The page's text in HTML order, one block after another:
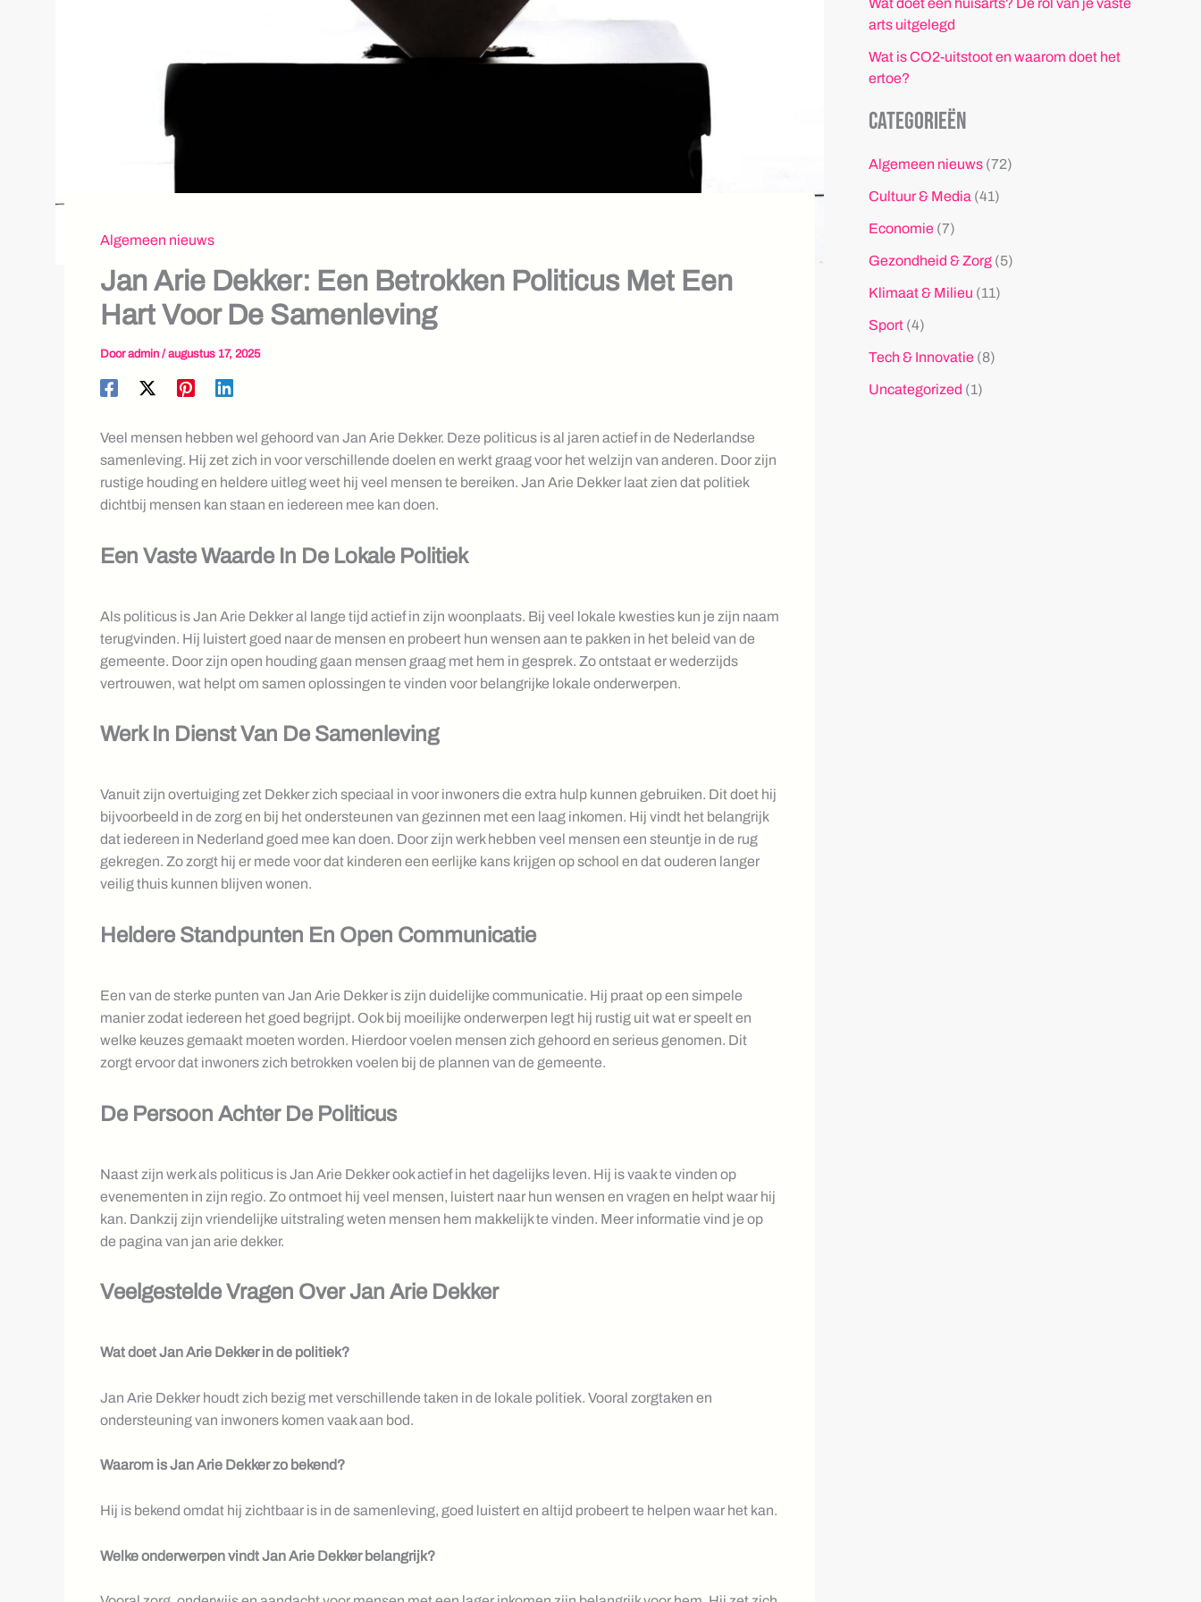
Algemeen nieuws
Jan Arie Dekker: Een Betrokken Politicus Met Een
Hart Voor De Samenleving
Dooradmin / augustus 17, 2025
Veel mensen hebben wel gehoord van Jan Arie Dekker. Deze politicus is al jaren actief in de Nederlandse
samenleving. Hij zet zich in voor verschillende doelen en werkt graag voor het welzijn van anderen. Door zijn
rustige houding en heldere uitleg weet hij veel mensen te bereiken. Jan Arie Dekker laat zien dat politiek
dichtbij mensen kan staan en iedereen mee kan doen.
Een Vaste Waarde In De Lokale Politiek
Als politicus is Jan Arie Dekker al lange tijd actief in zijn woonplaats. Bij veel lokale kwesties kun je zijn naam
terugvinden. Hij luistert goed naar de mensen en probeert hun wensen aan te pakken in het beleid van de
gemeente. Door zijn open houding gaan mensen graag met hem in gesprek. Zo ontstaat er wederzijds
vertrouwen, wat helpt om samen oplossingen te vinden voor belangrijke lokale onderwerpen.
Werk In Dienst Van De Samenleving
Vanuit zijn overtuiging zet Dekker zich speciaal in voor inwoners die extra hulp kunnen gebruiken. Dit doet hij
bijvoorbeeld in de zorg en bij het ondersteunen van gezinnen met een laag inkomen. Hij vindt het belangrijk
dat iedereen in Nederland goed mee kan doen. Door zijn werk hebben veel mensen een steuntje in de rug
gekregen. Zo zorgt hij er mede voor dat kinderen een eerlijke kans krijgen op school en dat ouderen langer
veilig thuis kunnen blijven wonen.
Heldere Standpunten En Open Communicatie
Een van de sterke punten van Jan Arie Dekker is zijn duidelijke communicatie. Hij praat op een simpele
manier zodat iedereen het goed begrijpt. Ook bij moeilijke onderwerpen legt hij rustig uit wat er speelt en
welke keuzes gemaakt moeten worden. Hierdoor voelen mensen zich gehoord en serieus genomen. Dit
zorgt ervoor dat inwoners zich betrokken voelen bij de plannen van de gemeente.
De Persoon Achter De Politicus
Naast zijn werk als politicus is Jan Arie Dekker ook actief in het dagelijks leven. Hij is vaak te vinden op
evenementen in zijn regio. Zo ontmoet hij veel mensen, luistert naar hun wensen en vragen en helpt waar hij
kan. Dankzij zijn vriendelijke uitstraling weten mensen hem makkelijk te vinden. Meer informatie vind je op
de pagina van jan arie dekker.
Veelgestelde Vragen Over Jan Arie Dekker
Wat doet Jan Arie Dekker in de politiek?
Jan Arie Dekker houdt zich bezig met verschillende taken in de lokale politiek. Vooral zorgtaken en
ondersteuning van inwoners komen vaak aan bod.
Waarom is Jan Arie Dekker zo bekend?
Hij is bekend omdat hij zichtbaar is in de samenleving, goed luistert en altijd probeert te helpen waar het kan.
Welke onderwerpen vindt Jan Arie Dekker belangrijk?
Wat doet een huisarts? De rol van je vaste
arts uitgelegd
Wat is CO2-uitstoot en waarom doet het
ertoe?
Categorieën
Algemeen nieuws (72)
Cultuur & Media (41)
Economie (7)
Gezondheid & Zorg (5)
Klimaat & Milieu (11)
Sport (4)
Tech & Innovatie (8)
Uncategorized (1)